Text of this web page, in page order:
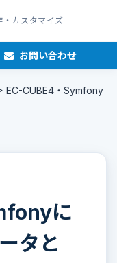
・カスタマイズ
お問い合わせ
EC-CUBE4・Symfony
に
タと